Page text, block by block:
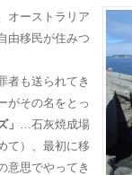
オーストラリア
由移民が住みつ
者も送られてき
がその名をとっ
」
…石灰焼成場
て）、最初に移
意思でやってき